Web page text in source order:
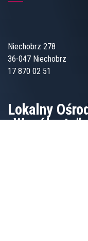
Niechobrz 278
36-047 Niechobrz
17 870 02 51
Lokalny
„Wspólnota”